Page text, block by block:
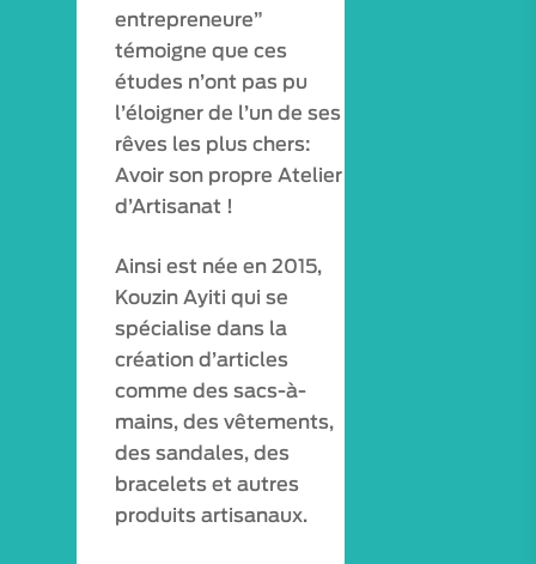
entrepreneure”
témoigne que ces
études n’ont pas pu
l’éloigner de l’un de ses
rêves les plus chers:
Avoir son propre Atelier
d’Artisanat !
Ainsi est née en 2015,
Kouzin Ayiti qui se
spécialise dans la
création d’articles
comme des sacs-à-
mains, des vêtements,
des sandales, des
bracelets et autres
produits artisanaux.